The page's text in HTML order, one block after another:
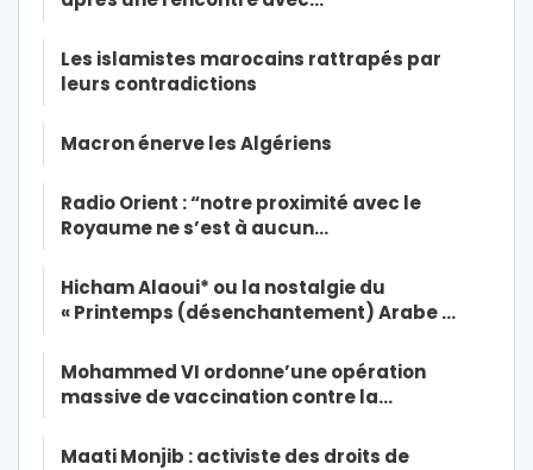
Les islamistes marocains rattrapés par
leurs contradictions
Macron énerve les Algériens
Radio Orient : “notre proximité avec le
Royaume ne s’est à aucun…
Hicham Alaoui* ou la nostalgie du
« Printemps (désenchantement) Arabe …
Mohammed VI ordonne’une opération
massive de vaccination contre la…
Maati Monjib : activiste des droits de